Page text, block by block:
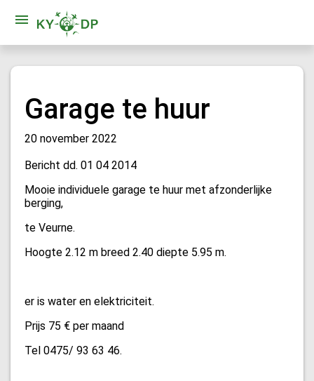
Garage te huur
20 november 2022
Bericht dd. 01 04 2014
Mooie individuele garage te huur met afzonderlijke
berging,
te Veurne.
Hoogte 2.12 m breed 2.40 diepte 5.95 m.
er is water en elektriciteit.
Prijs 75 € per maand
Tel 0475/ 93 63 46.